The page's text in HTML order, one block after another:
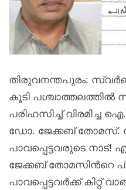
തിരുവനന്തപുരം:
കൂടി പശ്ചാത്തലത്തിൽ
പരിഹസിച്ച്
ഡോ. ജേക്കബ് തോമസ്.
പാവപ്പെട്ടവരുടെ നാട്!
ജേക്കബ് തോമസിന്‍റെ
പാവപ്പെട്ടവര്‍ക്ക് കിറ്റ്